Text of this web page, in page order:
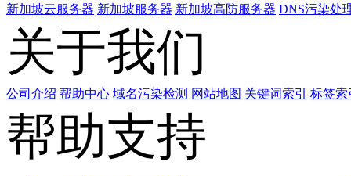
新加坡云服务器 新加坡服务器 新加坡高防服务器 DNS污染处
关于我们
公司介绍 帮助中心 域名污染检测 网站地图 关键词索引 标签索
帮助支持